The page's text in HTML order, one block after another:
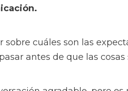
cuáles son las
antes de que las cosas